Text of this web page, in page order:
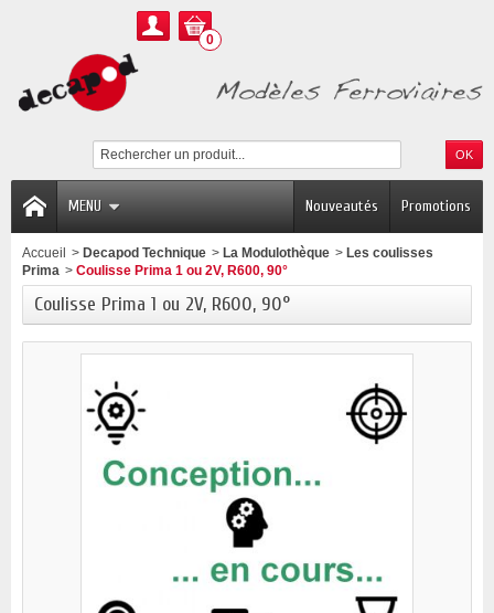
0
MENU Promotions
Nouveautés
Accueil > Decapod Technique > La Modulothèque > Les coulisses
Prima > Coulisse Prima 1 ou 2V, R600, 90°
Coulisse Prima 1 ou 2V, R600, 90°